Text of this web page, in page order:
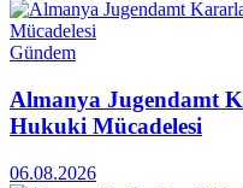
Gündem
Almanya Jugendamt
Hukuki Mücadelesi
06.08.2026